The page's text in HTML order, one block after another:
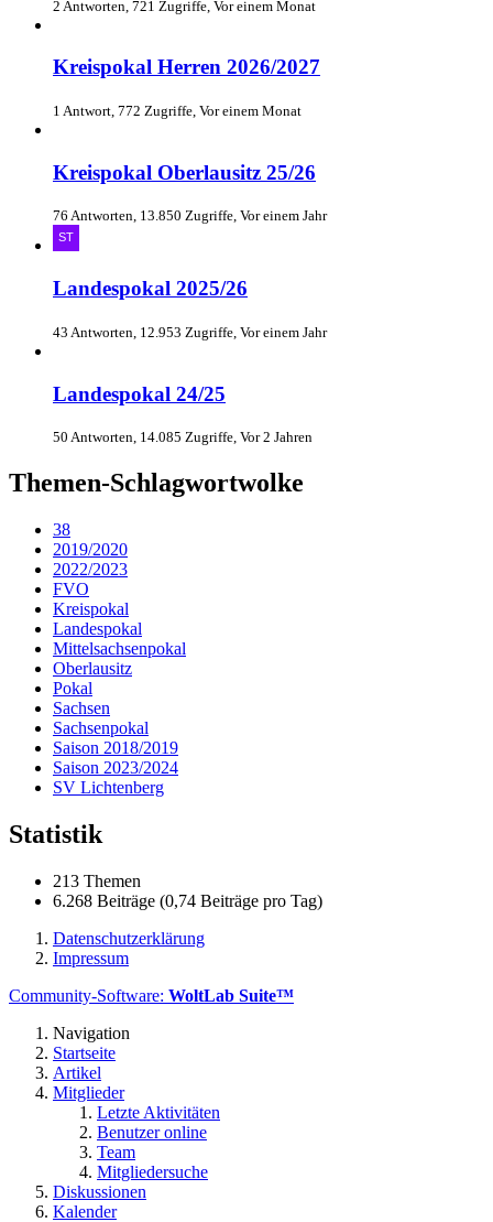
2 Antworten, 721 Zugriffe, Vor einem Monat
Kreispokal Herren 2026/2027
1 Antwort, 772 Zugriffe, Vor einem Monat
Kreispokal Oberlausitz 25/26
76 Antworten, 13.850 Zugriffe, Vor einem Jahr
Landespokal 2025/26
43 Antworten, 12.953 Zugriffe, Vor einem Jahr
Landespokal 24/25
50 Antworten, 14.085 Zugriffe, Vor 2 Jahren
Themen-Schlagwortwolke
38
2019/2020
2022/2023
FVO
Kreispokal
Landespokal
Mittelsachsenpokal
Oberlausitz
Pokal
Sachsen
Sachsenpokal
Saison 2018/2019
Saison 2023/2024
SV Lichtenberg
Statistik
213 Themen
6.268 Beiträge (0,74 Beiträge pro Tag)
Datenschutzerklärung
Impressum
Community-Software: WoltLab Suite™
Navigation
Startseite
Artikel
Mitglieder
Letzte Aktivitäten
Benutzer online
Team
Mitgliedersuche
Diskussionen
Kalender